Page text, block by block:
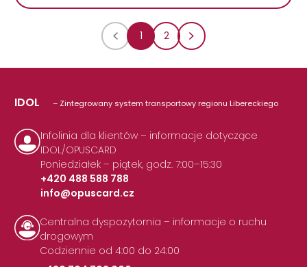
1 2
IDOL – Zintegrowany system transportowy regionu Libereckiego
Infolinia dla klientów – informacje dotyczące
IDOL/OPUSCARD
Poniedziałek – piątek, godz. 7:00–15:30
+420 488 588 788
|
info@opuscard.cz
Centralna dyspozytornia – informacje o ruchu
drogowym
Codziennie od 4:00 do 24:00